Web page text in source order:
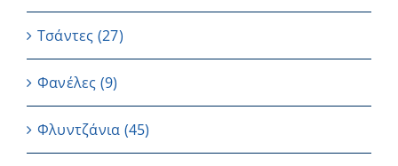
Τσάντες (27)
Φανέλες (9)
Φλυντζάνια (45)